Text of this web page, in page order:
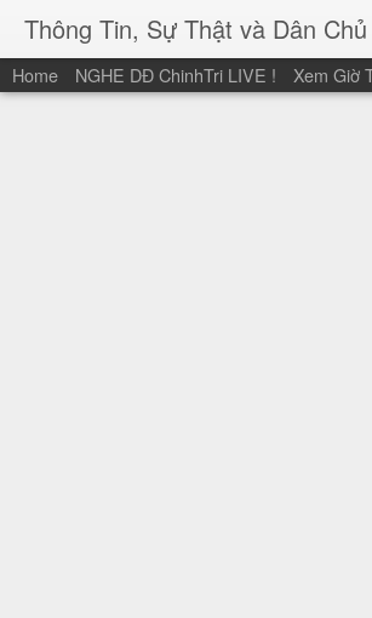
Thông Tin, Sự Thật và Dân Chủ
Home NGHE DĐ ChinhTri LIVE ! Xem Giờ